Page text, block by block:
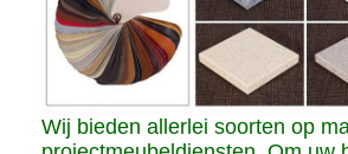
Wij bieden allerlei soorten op